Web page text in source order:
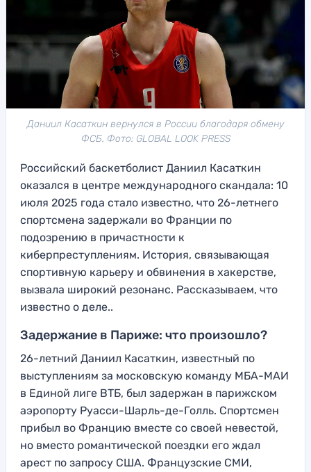
Даниил Касаткин вернулся в России благодаря обмену
ФСБ. Фото: GLOBAL LOOK PRESS
Российский баскетболист Даниил Касаткин
оказался в центре международного скандала: 10
июля 2025 года стало известно, что 26-летнего
спортсмена задержали во Франции по
подозрению в причастности к
киберпреступлениям. История, связывающая
спортивную карьеру и обвинения в хакерстве,
вызвала широкий резонанс. Рассказываем, что
известно о деле..
Задержание в Париже: что произошло?
26-летний Даниил Касаткин, известный по
выступлениям за московскую команду МБА-МАИ
в Единой лиге ВТБ, был задержан в парижском
аэропорту Руасси-Шарль-де-Голль. Спортсмен
прибыл во Францию вместе со своей невестой,
но вместо романтической поездки его ждал
арест по запросу США. Французские СМИ,